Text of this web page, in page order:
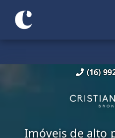
(16)
Imóveis de alto